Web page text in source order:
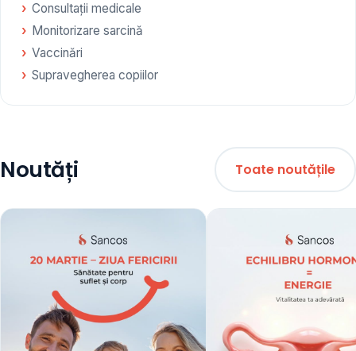
Consultații medicale
Monitorizare sarcină
Vaccinări
Supravegherea copiilor
Noutăți Toate noutățile